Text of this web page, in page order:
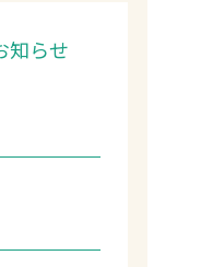
知らせ